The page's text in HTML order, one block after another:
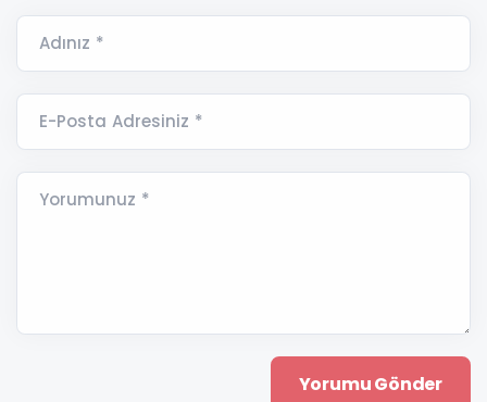
Adınız *
E-Posta Adresiniz *
Yorumunuz *